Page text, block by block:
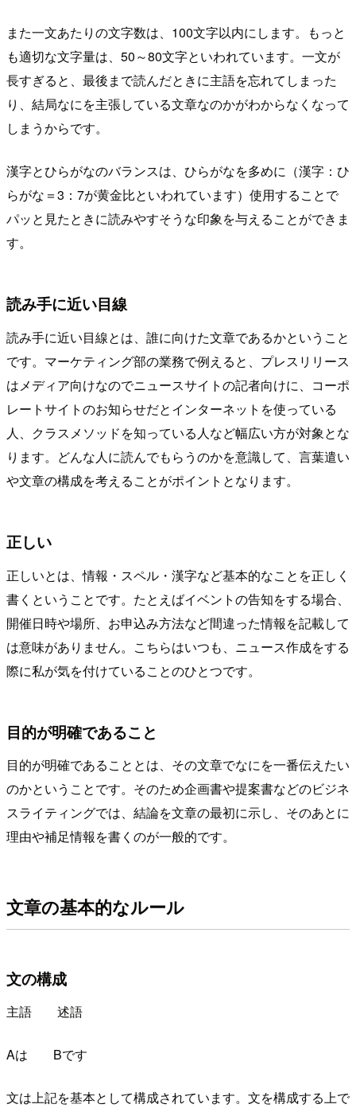
また一文あたりの文字数は、100文字以内にします。もっと
も適切な文字量は、50～80文字といわれています。一文が
長すぎると、最後まで読んだときに主語を忘れてしまった
り、結局なにを主張している文章なのかがわからなくなって
しまうからです。
漢字とひらがなのバランスは、ひらがなを多めに（漢字：ひ
らがな＝3：7が黄金比といわれています）使用することで
パッと見たときに読みやすそうな印象を与えることができま
す。
読み手に近い目線
読み手に近い目線とは、誰に向けた文章であるかということ
です。マーケティング部の業務で例えると、プレスリリース
はメディア向けなのでニュースサイトの記者向けに、コーポ
レートサイトのお知らせだとインターネットを使っている
人、クラスメソッドを知っている人など幅広い方が対象とな
ります。どんな人に読んでもらうのかを意識して、言葉遣い
や文章の構成を考えることがポイントとなります。
正しい
正しいとは、情報・スペル・漢字など基本的なことを正しく
書くということです。たとえばイベントの告知をする場合、
開催日時や場所、お申込み方法など間違った情報を記載して
は意味がありません。こちらはいつも、ニュース作成をする
際に私が気を付けていることのひとつです。
目的が明確であること
目的が明確であることとは、その文章でなにを一番伝えたい
のかということです。そのため企画書や提案書などのビジネ
スライティングでは、結論を文章の最初に示し、そのあとに
理由や補足情報を書くのが一般的です。
文章の基本的なルール
文の構成
主語 述語
Aは Bです
文は上記を基本として構成されています。文を構成する上で